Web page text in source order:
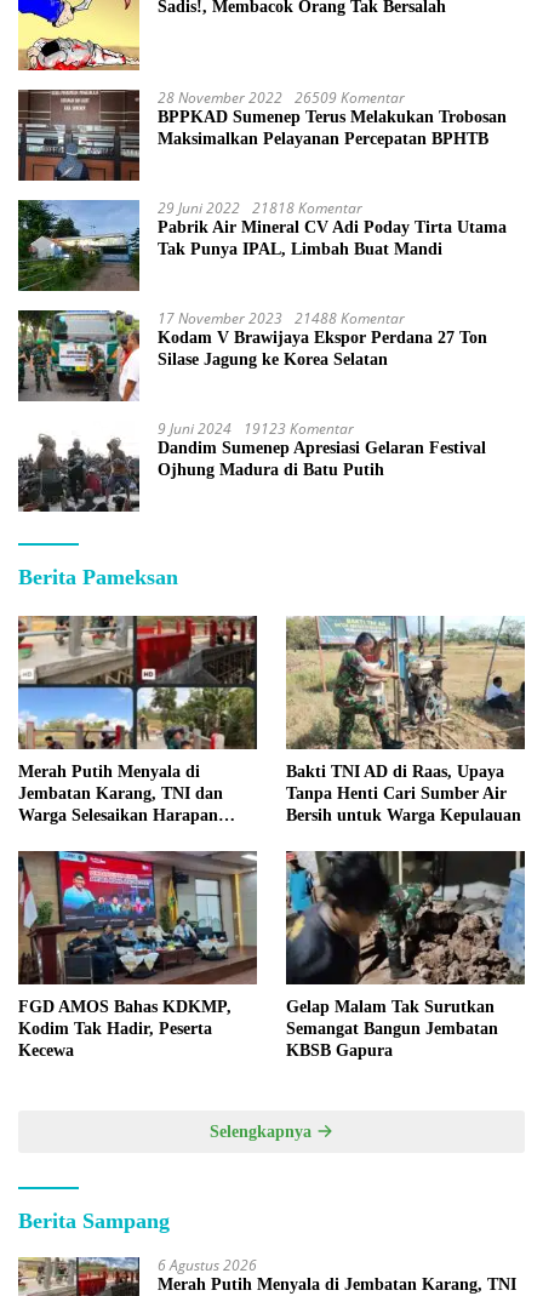
Sadis!, Membacok Orang Tak Bersalah
28 November 2022 26509 Komentar
BPPKAD Sumenep Terus Melakukan Trobosan
Maksimalkan Pelayanan Percepatan BPHTB
29 Juni 2022 21818 Komentar
Pabrik Air Mineral CV Adi Poday Tirta Utama
Tak Punya IPAL, Limbah Buat Mandi
17 November 2023 21488 Komentar
Kodam V Brawijaya Ekspor Perdana 27 Ton
Silase Jagung ke Korea Selatan
9 Juni 2024 19123 Komentar
Dandim Sumenep Apresiasi Gelaran Festival
Ojhung Madura di Batu Putih
Berita Pameksan
Merah Putih Menyala di
Jembatan Karang, TNI dan
Warga Selesaikan Harapan
Bakti TNI AD di Raas, Upaya
Tanpa Henti Cari Sumber Air
Bersih untuk Warga Kepulauan
FGD AMOS Bahas KDKMP,
Kodim Tak Hadir, Peserta
Kecewa
Gelap Malam Tak Surutkan
Semangat Bangun Jembatan
KBSB Gapura
Selengkapnya
Berita Sampang
6 Agustus 2026
Merah Putih Menyala di Jembatan Karang, TNI